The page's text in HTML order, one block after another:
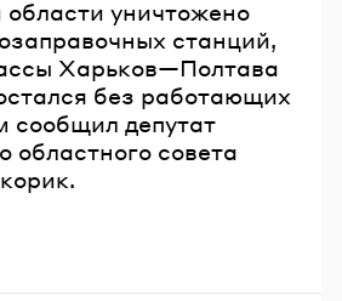
уничтожено
станций,
Харьков—Полтава
без работающих
депутат
областного совета